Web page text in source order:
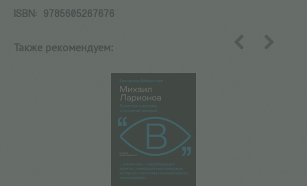
ISBN: 9785605267676
Также рекомендуем: